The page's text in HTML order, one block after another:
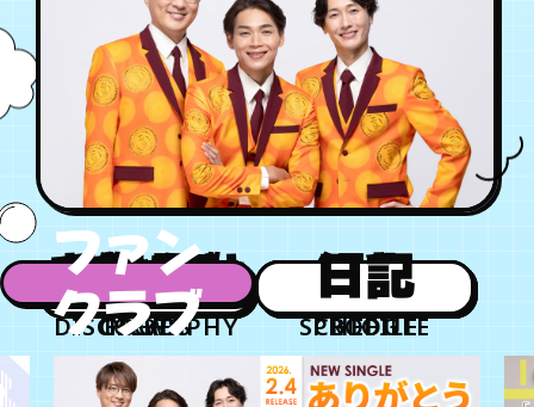
年会員制ファンクラブ
会員登録 ログイン
チケット
FC TICKET
お知らせ
FC NEWS
ムービー
MOVIE
月会員制ファンクラブ
お知らせ
NEWS
日程
SCHEDULE
チケット
TICKET
紹介
PROFILE
作品
DISCOGRAPHY
日記
BLOG
グッズ
GOODS
ファン
クラブ